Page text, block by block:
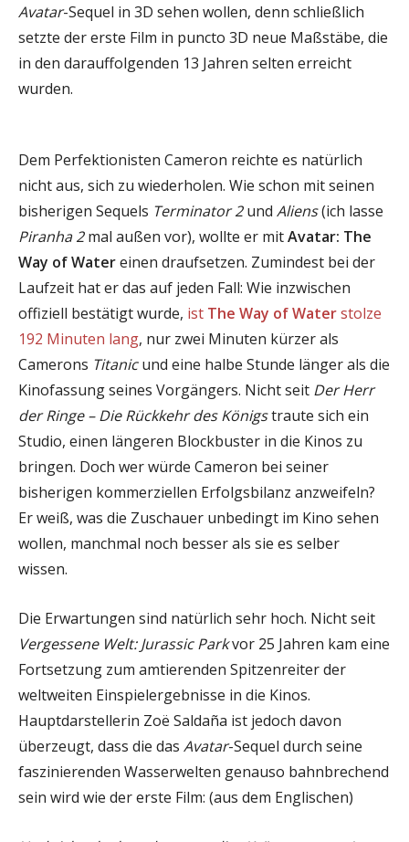
Avatar-Sequel in 3D sehen wollen, denn schließlich
setzte der erste Film in puncto 3D neue Maßstäbe, die
in den darauffolgenden 13 Jahren selten erreicht
wurden.
Dem Perfektionisten Cameron reichte es natürlich
nicht aus, sich zu wiederholen. Wie schon mit seinen
bisherigen Sequels Terminator 2und Aliens(ich lasse
Piranha 2mal außen vor), wollte er mitAvatar: The
Way of Watereinen draufsetzen. Zumindest bei der
Laufzeit hat er das auf jeden Fall: Wie inzwischen
offiziell bestätigt wurde, ist The Way of Waterstolze
192 Minuten lang, nur zwei Minuten kürzer als
Camerons Titanicund eine halbe Stunde länger als die
Kinofassung seines Vorgängers. Nicht seit Der Herr
der Ringe – Die Rückkehr des Königstraute sich ein
Studio, einen längeren Blockbuster in die Kinos zu
bringen. Doch wer würde Cameron bei seiner
bisherigen kommerziellen Erfolgsbilanz anzweifeln?
Er weiß, was die Zuschauer unbedingt im Kino sehen
wollen, manchmal noch besser als sie es selber
wissen.
Die Erwartungen sind natürlich sehr hoch. Nicht seit
Vergessene Welt: Jurassic Parkvor 25 Jahren kam eine
Fortsetzung zum amtierenden Spitzenreiter der
weltweiten Einspielergebnisse in die Kinos.
Hauptdarstellerin Zoë Saldaña ist jedoch davon
überzeugt, dass die das Avatar-Sequel durch seine
faszinierenden Wasserwelten genauso bahnbrechend
sein wird wie der erste Film: (aus dem Englischen)